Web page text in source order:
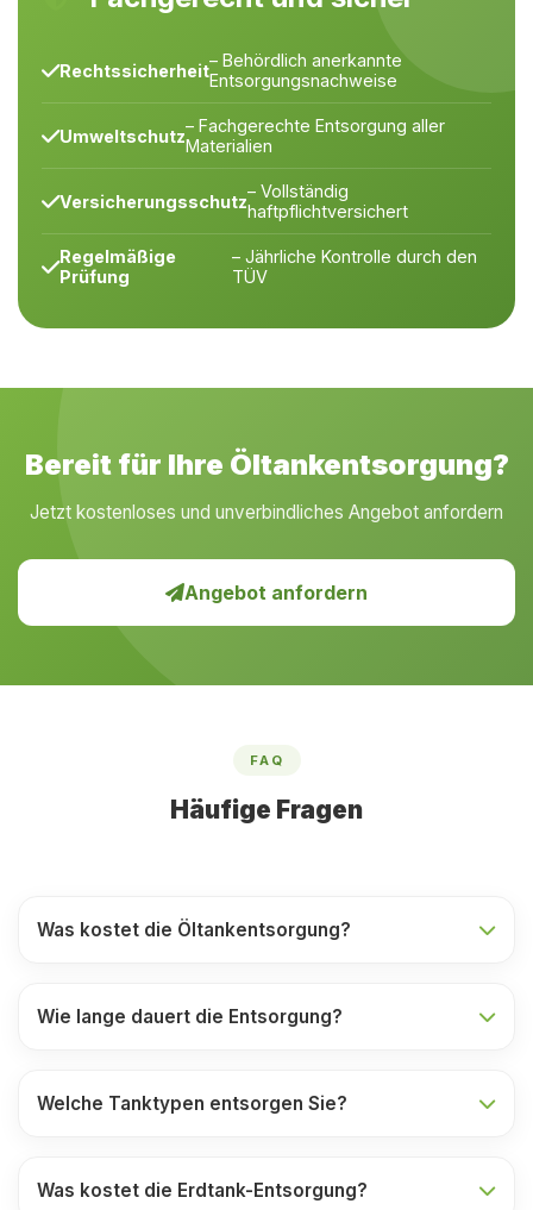
Rechtssicherheit– Behördlich anerkannte
Entsorgungsnachweise
Umweltschutz– Fachgerechte Entsorgung aller
Materialien
Versicherungsschutz– Vollständig
haftpflichtversichert
Regelmäßige
Prüfung
– Jährliche Kontrolle durch den
TÜV
Bereit für Ihre Öltankentsorgung?
Jetzt kostenloses und unverbindliches Angebot anfordern
Angebot anfordern
FAQ
Häufige Fragen
Was kostet die Öltankentsorgung?
Wie lange dauert die Entsorgung?
Welche Tanktypen entsorgen Sie?
Was kostet die Erdtank-Entsorgung?